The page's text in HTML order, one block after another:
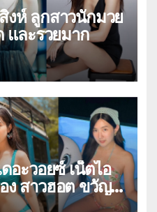
งห์ ลูกสาวนักมวย
และรวยมาก
อะวอยซ์ เน็ตไอ
ง สาวฮอต ขวัญ